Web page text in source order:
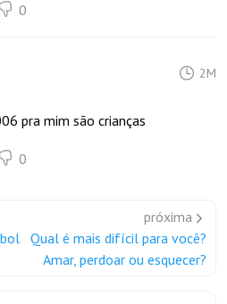
0
2M
pra mim são crianças
0
próxima
Qual é mais difícil para você?
Amar, perdoar ou esquecer?